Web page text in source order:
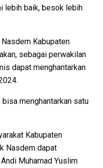
lebih baik, besok lebih
Kabupaten
sebagai perwakilan
dapat menghantarkan
menghantarkan satu
Kabupaten
Nasdem dapat
Muhamad Yuslim